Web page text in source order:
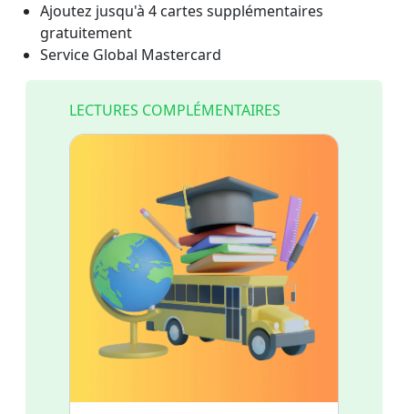
Ajoutez jusqu'à 4 cartes supplémentaires
gratuitement
Service Global Mastercard
LECTURES COMPLÉMENTAIRES